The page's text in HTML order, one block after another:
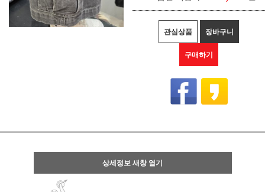
관심상품 장바구니
구매하기
상세정보 새창 열기